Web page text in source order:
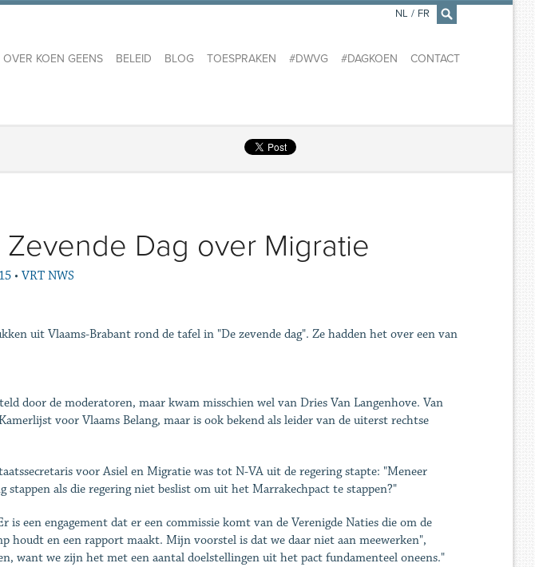
×
OVER KOEN GEENS BELEID BLOG TOESPRAKEN #DWVG #DAGKOEN CONTACT
NL / FR
Dag over Migratie
• VRT NWS
uit Vlaams-Brabant rond de tafel in "De zevende dag". Ze hadden het over een van
door de moderatoren, maar kwam misschien wel van Dries Van Langenhove. Van
voor Vlaams Belang, maar is ook bekend als leider van de uiterst rechtse
voor Asiel en Migratie was tot N-VA uit de regering stapte: "Meneer
stappen als die regering niet beslist om uit het Marrakechpact te stappen?"
een engagement dat er een commissie komt van de Verenigde Naties die om de
houdt en een rapport maakt. Mijn voorstel is dat we daar niet aan meewerken",
want we zijn het met een aantal doelstellingen uit het pact fundamenteel oneens."